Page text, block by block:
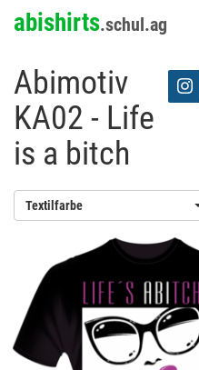
abishirts.schul.ag
Abimotiv
KA02 - Life
is a bitch
Textilfarbe